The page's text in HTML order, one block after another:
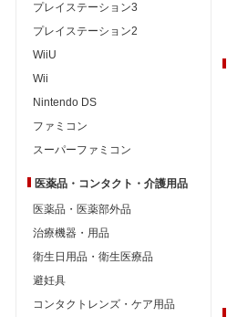
プレイステーション3
プレイステーション2
WiiU
Wii
Nintendo DS
ファミコン
スーパーファミコン
医薬品・コンタクト・介護用品
医薬品・医薬部外品
治療機器・用品
衛生日用品・衛生医療品
避妊具
コンタクトレンズ・ケア用品